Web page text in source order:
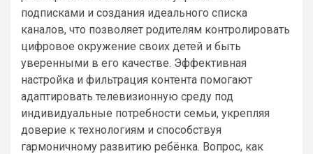
подписками и создания идеального списка
каналов, что позволяет родителям контролировать
цифровое окружение своих детей и быть
уверенными в его качестве. Эффективная
настройка и фильтрация контента помогают
адаптировать телевизионную среду под
индивидуальные потребности семьи, укрепляя
доверие к технологиям и способствуя
гармоничному развитию ребёнка. Вопрос, как